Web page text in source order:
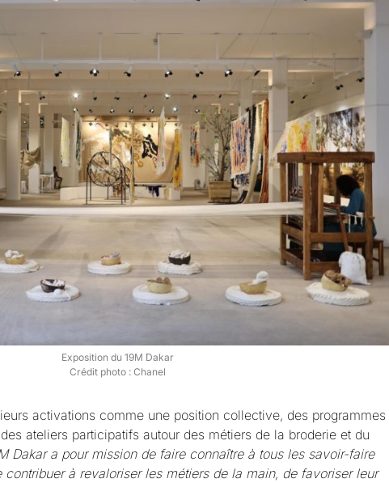
Exposition du 19M Dakar
Crédit photo : Chanel
activations comme une position collective, des programmes
ateliers participatifs autour des métiers de la broderie et du
Dakar a pour mission de faire connaître à tous les savoir-faire
contribuer à revaloriser les métiers de la main, de favoriser leur